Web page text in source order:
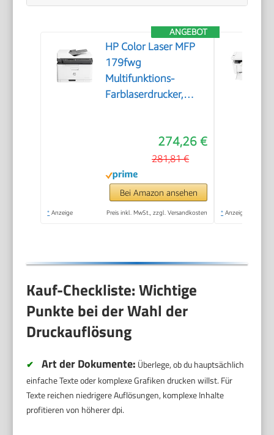
ANGEBOT
HP Color Laser MFP
179fwg
Multifunktions-
Farblaserdrucker,
Automatische
Dokumentenzuführung,
Wi-Fi, Ethernet, USB,
Smart App
274,26 €
281,81 €
Bei Amazon ansehen
* Anzeige Preis inkl. MwSt., zzgl. Versandkosten * Anzeige
Kauf-Checkliste: Wichtige
Punkte bei der Wahl der
Druckauflösung
✔ Art der Dokumente: Überlege, ob du hauptsächlich
einfache Texte oder komplexe Grafiken drucken willst. Für
Texte reichen niedrigere Auflösungen, komplexe Inhalte
profitieren von höherer dpi.